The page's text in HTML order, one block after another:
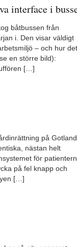
interface i
båtbussen från
i. Den visar väldigt
– och hur det
en större bild):
[…]
på Gotland
nästan helt
för
på fel knapp och
[…]